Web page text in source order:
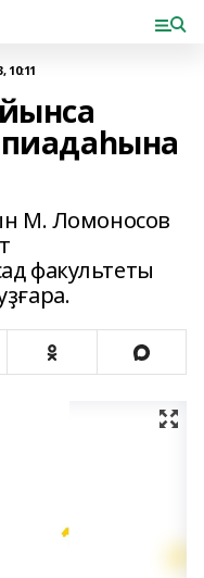
10:11
М. Ломоносов
факультеты